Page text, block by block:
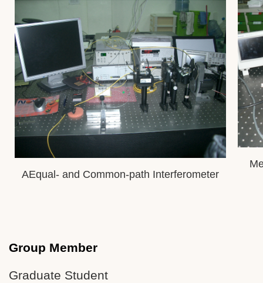
AEqual- and Common-path Interferometer
Group Member
Graduate Student